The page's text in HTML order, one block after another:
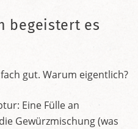
begeistert es
gut. Warum eigentlich?
Eine Fülle an
Gewürzmischung (was